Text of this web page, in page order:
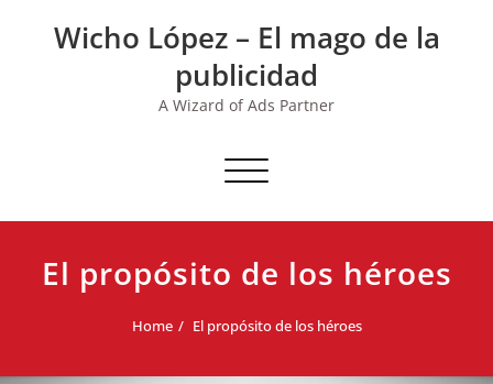
Wicho López – El mago de la
publicidad
A Wizard of Ads Partner
Toggle navigation
El propósito de los héroes
Home El propósito de los héroes